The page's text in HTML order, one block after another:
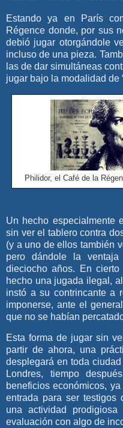
Estando ya en París
Régence donde, por sus
debió jugar otorgándole
incluso de una pieza.
las de dar simultáneas
jugar bajo la modalidad de
Philidor, el Café de la
Un hecho especialmente
sin ver el tablero contra
(y a uno de ellos también
pero dándole la
dieciocho años. En
hecho una jugada ilegal,
instó a su contrincante a
imponerse, ante el
que no se habían
Esta forma de jugar sin
partir de ahora, una
desplegará en toda
Londres, tiempo
beneficios económicos,
entrada para ser testigos
una actividad
evaluación con algo de